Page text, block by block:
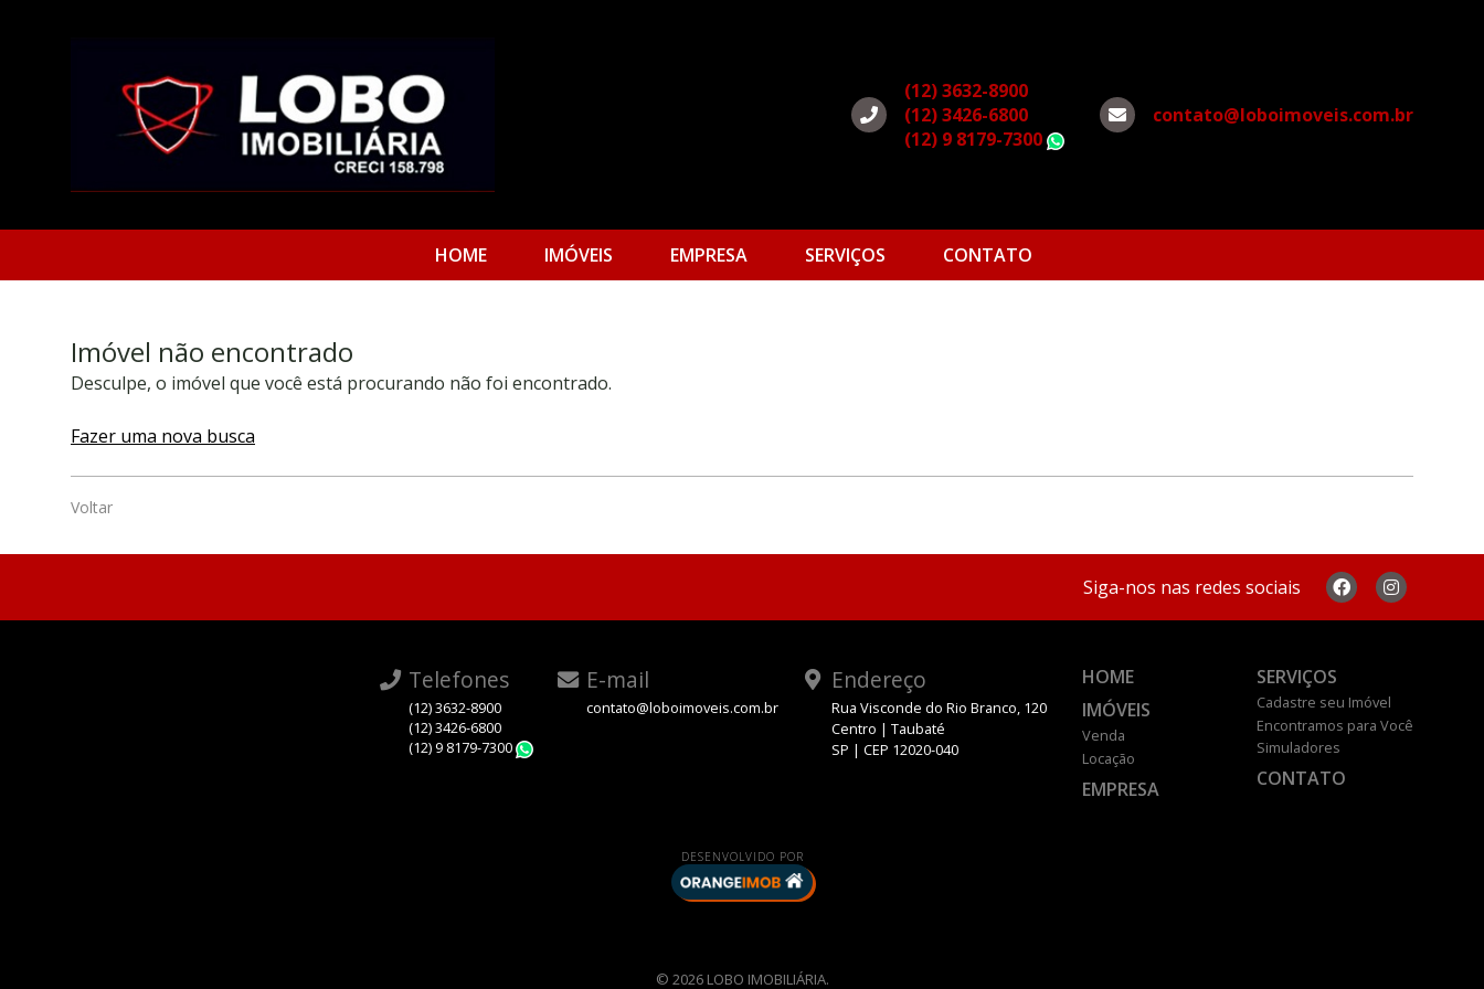
(12) 3632-8900
(12) 3426-6800
(12) 9 8179-7300
contato@loboimoveis.com.br
HOME IMÓVEIS EMPRESA SERVIÇOS CONTATO
Imóvel não encontrado
Desculpe, o imóvel que você está procurando não foi encontrado.
Fazer uma nova busca
Voltar
Siga-nos nas redes sociais
Telefones
(12) 3632-8900
(12) 3426-6800
(12) 9 8179-7300
E-mail
contato@loboimoveis.com.br
Endereço
Rua Visconde do Rio Branco, 120
Centro | Taubaté
SP | CEP 12020-040
HOME
IMÓVEIS
Venda
Locação
EMPRESA
SERVIÇOS
Cadastre seu Imóvel
Encontramos para Você
Simuladores
CONTATO
DESENVOLVIDO POR
© 2026 LOBO IMOBILIÁRIA.